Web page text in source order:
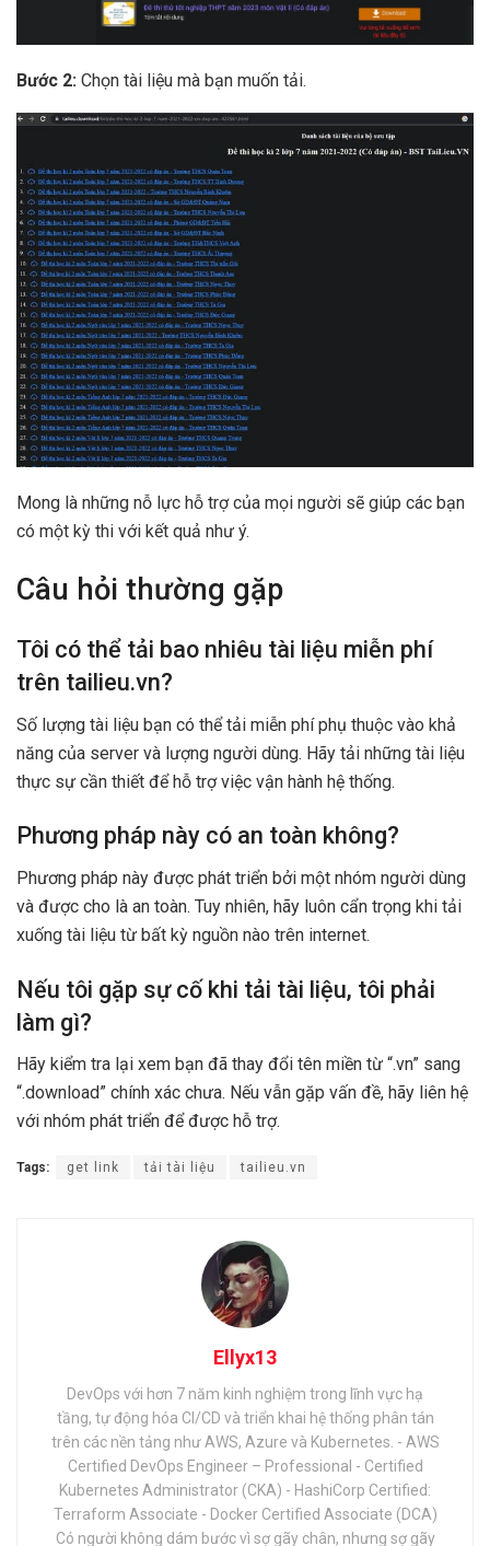
Bước 2: Chọn tài liệu mà bạn muốn tải.
Mong là những nỗ lực hỗ trợ của mọi người sẽ giúp các bạn
có một kỳ thi với kết quả như ý.
Câu hỏi thường gặp
Tôi có thể tải bao nhiêu tài liệu miễn phí
trên tailieu.vn?
Số lượng tài liệu bạn có thể tải miễn phí phụ thuộc vào khả
năng của server và lượng người dùng. Hãy tải những tài liệu
thực sự cần thiết để hỗ trợ việc vận hành hệ thống.
Phương pháp này có an toàn không?
Phương pháp này được phát triển bởi một nhóm người dùng
và được cho là an toàn. Tuy nhiên, hãy luôn cẩn trọng khi tải
xuống tài liệu từ bất kỳ nguồn nào trên internet.
Nếu tôi gặp sự cố khi tải tài liệu, tôi phải
làm gì?
Hãy kiểm tra lại xem bạn đã thay đổi tên miền từ “.vn” sang
“.download” chính xác chưa. Nếu vẫn gặp vấn đề, hãy liên hệ
với nhóm phát triển để được hỗ trợ.
Tags: get link tải tài liệu tailieu.vn
Ellyx13
DevOps với hơn 7 năm kinh nghiệm trong lĩnh vực hạ
tầng, tự động hóa CI/CD và triển khai hệ thống phân tán
trên các nền tảng như AWS, Azure và Kubernetes. - AWS
Certified DevOps Engineer – Professional - Certified
Kubernetes Administrator (CKA) - HashiCorp Certified:
Terraform Associate - Docker Certified Associate (DCA)
Có người không dám bước vì sợ gãy chân, nhưng sợ gãy